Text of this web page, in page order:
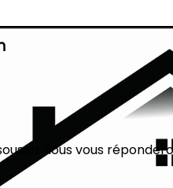
et nous vous